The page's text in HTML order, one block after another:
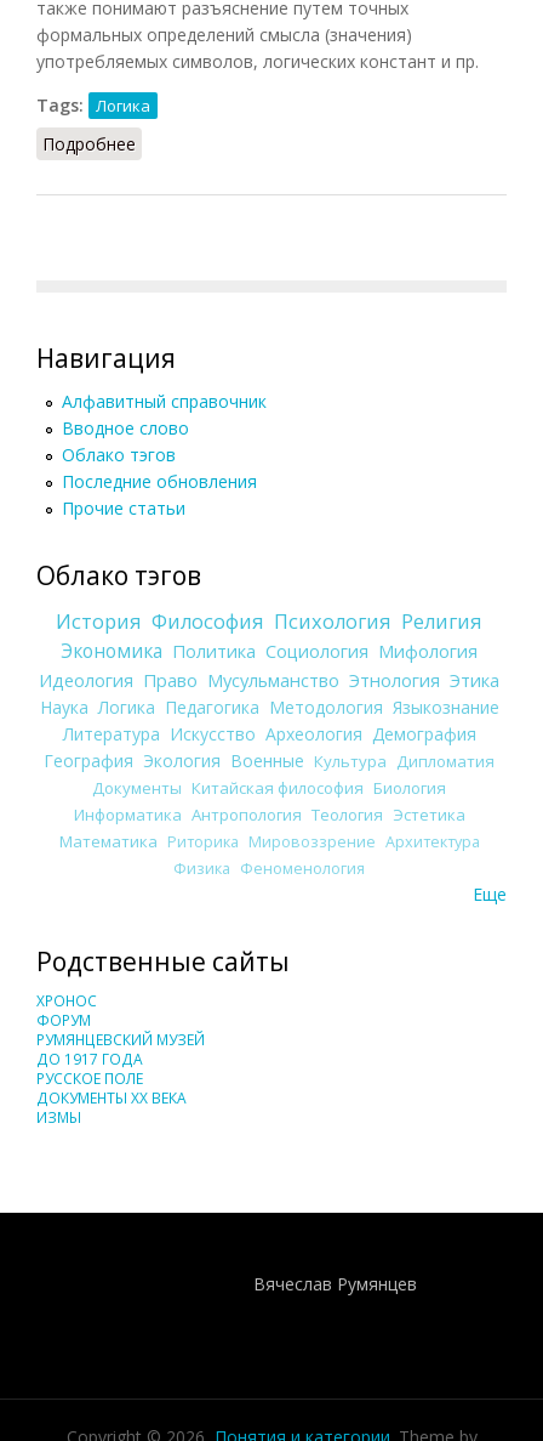
также понимают разъяснение путем точных
формальных определений смысла (значения)
употребляемых символов, логических констант и пр.
Tags:
Логика
Подробнее
Навигация
Алфавитный справочник
Вводное слово
Облако тэгов
Последние обновления
Прочие статьи
Облако тэгов
История Философия Психология Религия
Экономика Политика Социология Мифология
Идеология Право Мусульманство Этнология Этика
Наука Логика Педагогика Методология Языкознание
Литература Искусство Археология Демография
География Экология Военные Культура
Дипломатия
Документы Китайская философия Биология
Информатика Антропология Теология Эстетика
Математика Риторика Мировоззрение Архитектура
Физика Феноменология
Еще
Родственные сайты
ХРОНОС
ФОРУМ
РУМЯНЦЕВСКИЙ МУЗЕЙ
ДО 1917 ГОДА
РУССКОЕ ПОЛЕ
ДОКУМЕНТЫ XX ВЕКА
ИЗМЫ
Вячеслав Румянцев
Copyright © 2026, Понятия и категории . Theme by